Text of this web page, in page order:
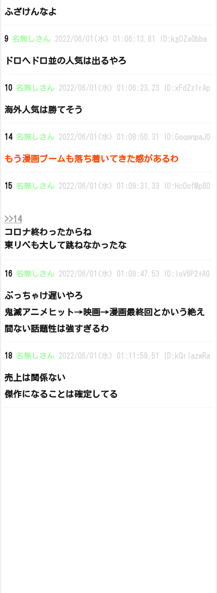
ふざけんなよ
9 名無しさん 2022/06/01(水) 01:06:13.81 ID:kgOZa0bba
ドロヘドロ並の人気は出るやろ
10 名無しさん 2022/06/01(水) 01:06:23.23 ID:xFdZz1rAp
海外人気は勝てそう
14 名無しさん 2022/06/01(水) 01:08:50.31 ID:GoqenpaJ0
もう漫画ブームも落ち着いてきた感があるわ
15 名無しさん 2022/06/01(水) 01:09:31.33 ID:HcOofMp80
>>14
コロナ終わったからね
東リベも大して跳ねなかったな
16 名無しさん 2022/06/01(水) 01:09:47.53 ID:IoV6P2+A0
ぶっちゃけ遅いやろ
鬼滅アニメヒット→映画→漫画最終回とかいう絶え
間ない話題性は強すぎるわ
18 名無しさん 2022/06/01(水) 01:11:59.51 ID:kQrlazwRa
売上は関係ない
傑作になることは確定してる